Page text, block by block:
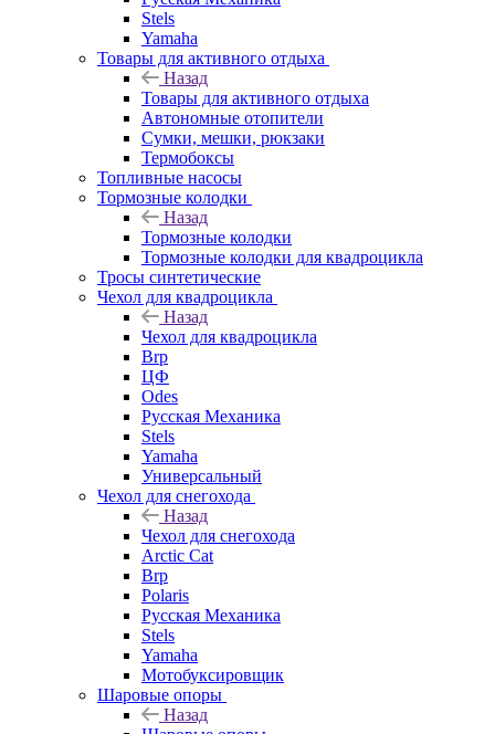
Stels
Yamaha
Товары для активного отдыха
Назад
Товары для активного отдыха
Автономные отопители
Сумки, мешки, рюкзаки
Термобоксы
Топливные насосы
Тормозные колодки
Назад
Тормозные колодки
Тормозные колодки для квадроцикла
Тросы синтетические
Чехол для квадроцикла
Назад
Чехол для квадроцикла
Brp
ЦФ
Odes
Русская Механика
Stels
Yamaha
Универсальный
Чехол для снегохода
Назад
Чехол для снегохода
Arctic Cat
Brp
Polaris
Русская Механика
Stels
Yamaha
Мотобуксировщик
Шаровые опоры
Назад